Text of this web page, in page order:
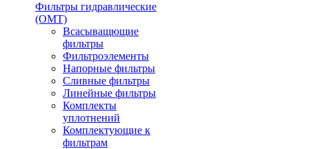
Фильтры гидравлические
(OMT)
Всасыващющие
фильтры
Фильтроэлементы
Напорные фильтры
Сливные фильтры
Линейные фильтры
Комплекты
уплотнений
Комплектующие к
фильтрам